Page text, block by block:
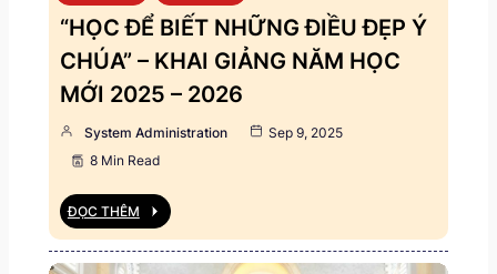
“HỌC ĐỂ BIẾT NHỮNG ĐIỀU ĐẸP Ý
CHÚA” – KHAI GIẢNG NĂM HỌC
MỚI 2025 – 2026
System Administration
Sep 9, 2025
8 Min Read
ĐỌC THÊM